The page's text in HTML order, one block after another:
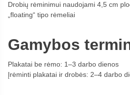
Drobių rėminimui naudojami 4,5 cm
„floating“ tipo rėmeliai
Gamybos
Plakatai be rėmo: 1–3 darbo dienos
Įrėminti plakatai ir drobės: 2–4 darbo